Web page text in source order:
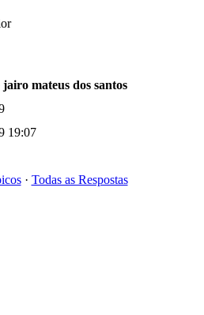
mateus dos santos
19:07
· Todas as Respostas